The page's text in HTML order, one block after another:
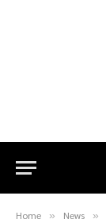
Home » News »